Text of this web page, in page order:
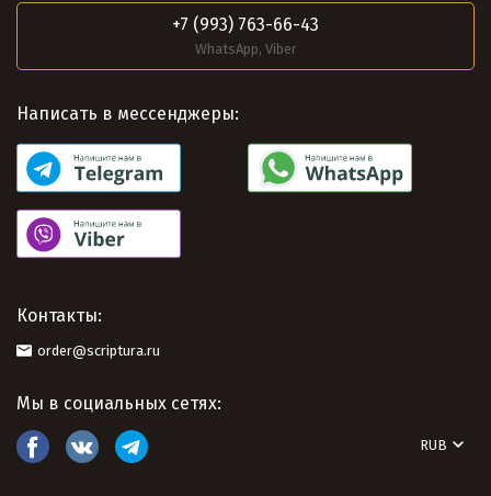
+7 (993) 763-66-43
WhatsApp, Viber
Написать в мессенджеры:
Контакты:
order@scriptura.ru
Мы в социальных сетях:
RUB